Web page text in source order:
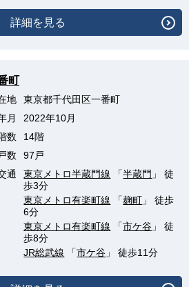
詳細を見る
町
地
東京都千代田区一番町
月
2022年10月
数
14階
数
97戸
通
東京メトロ半蔵門線 「半蔵門 」 徒
歩3分
東京メトロ有楽町線 「麹町 」 徒歩
6分
東京メトロ有楽町線 「市ケ谷 」 徒
歩8分
JR総武線 「市ケ谷 」 徒歩11分